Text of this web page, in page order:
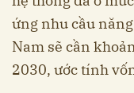
ứng nhu cầu
Nam sẽ cần
2030, ước tính